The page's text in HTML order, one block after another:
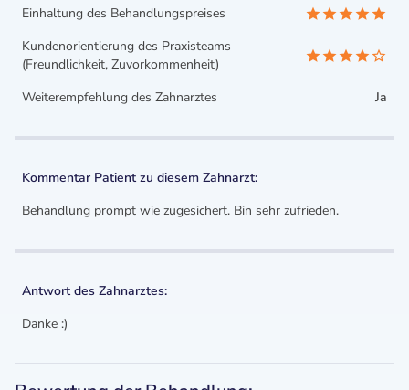
Einhaltung des Behandlungspreises
Kundenorientierung des Praxisteams
(Freundlichkeit, Zuvorkommenheit)
Weiterempfehlung des Zahnarztes
Ja
Kommentar Patient zu diesem Zahnarzt:
Behandlung prompt wie zugesichert. Bin sehr zufrieden.
Antwort des Zahnarztes:
Danke :)